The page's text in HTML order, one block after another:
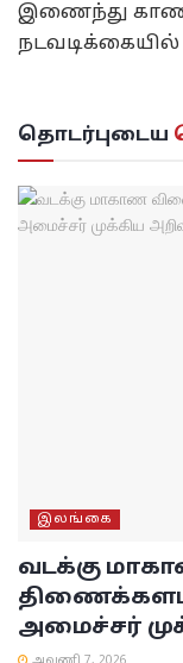
இணைந்து
நடவடிக்கையில்
தொடர்புடைய
இலங்கை
வடக்கு
திணைக்களம்
அமைச்சர்